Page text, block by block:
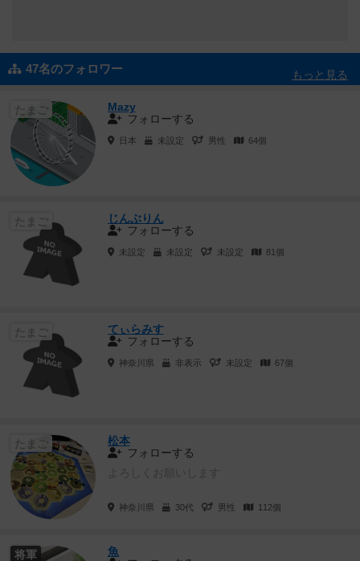
47名のフォロワー もっと見る
たまご
Mazy
フォローする
日本 未設定 男性 64個
じんぶりん
フォローする
未設定 未設定 未設定 81個
てぃらみす
フォローする
神奈川県 非表示 未設定 67個
たまご
松本
フォローする
よろしくお願いします
神奈川県 30代 男性 112個
将軍
魚